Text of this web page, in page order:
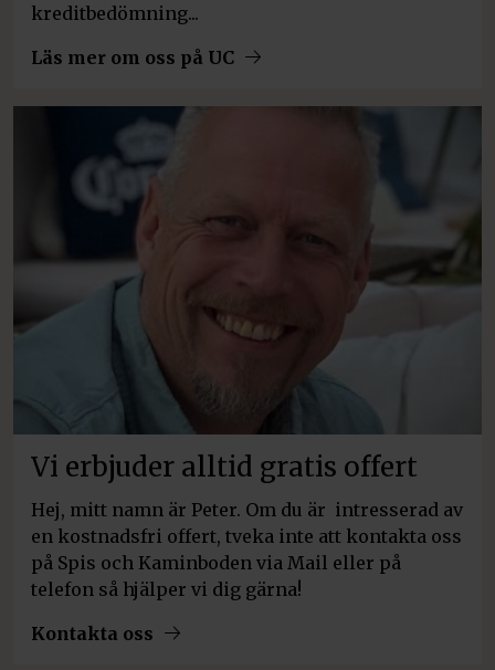
kreditbedömning...
Läs mer om oss på UC
Vi erbjuder alltid gratis offert
Hej, mitt namn är Peter. Om du är intresserad av
en kostnadsfri offert, tveka inte att kontakta oss
på Spis och Kaminboden via Mail eller på
telefon så hjälper vi dig gärna!
Kontakta oss